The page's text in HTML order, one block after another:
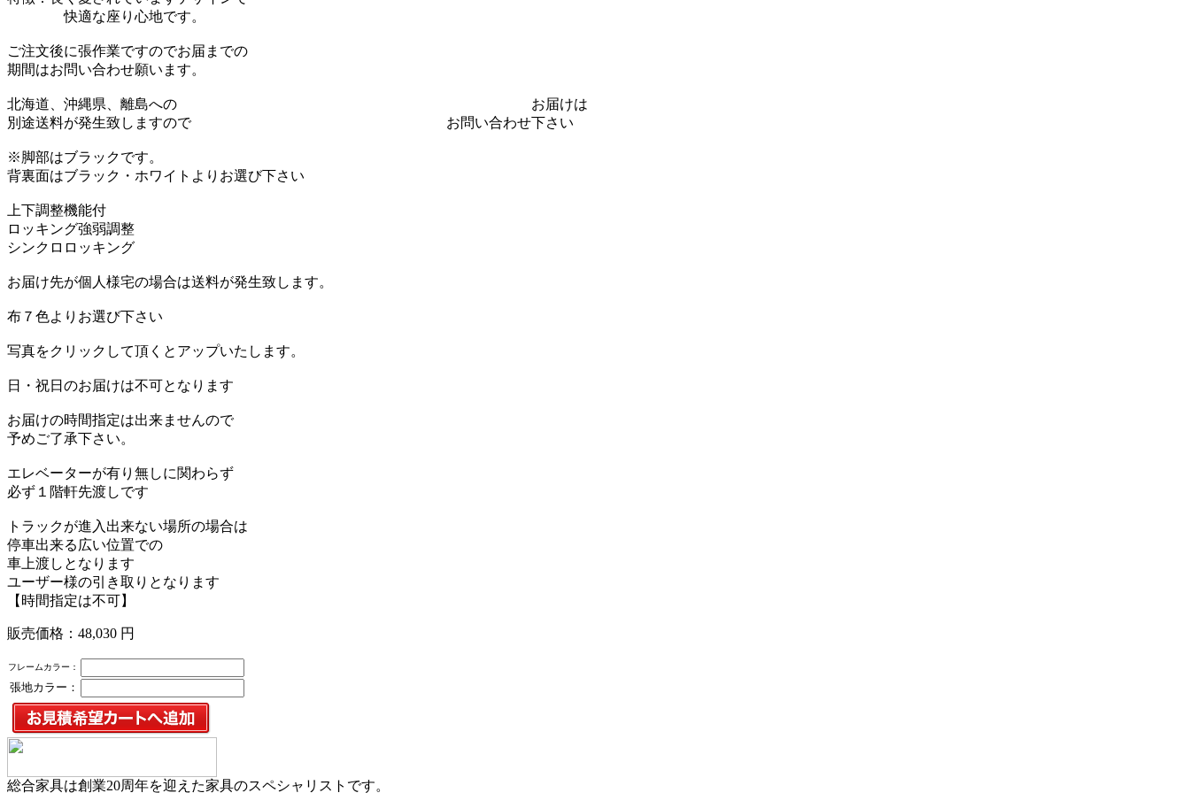
快適な座り心地です。
ご注文後に張作業ですのでお届までの
期間はお問い合わせ願います。
北海道、沖縄県、離島への お届けは
別途送料が発生致しますので お問い合わせ下さい
※脚部はブラックです。
背裏面はブラック・ホワイトよりお選び下さい
上下調整機能付
ロッキング強弱調整
シンクロロッキング
お届け先が個人様宅の場合は送料が発生致します。
布７色よりお選び下さい
写真をクリックして頂くとアップいたします。
日・祝日のお届けは不可となります
お届けの時間指定は出来ませんので
予めご了承下さい。
エレベーターが有り無しに関わらず
必ず１階軒先渡しです
トラックが進入出来ない場所の場合は
停車出来る広い位置での
車上渡しとなります
ユーザー様の引き取りとなります
【時間指定は不可】
販売価格：48,030 円
フレームカラー：
張地カラー：
総合家具は創業20周年を迎えた家具のスペシャリストです。